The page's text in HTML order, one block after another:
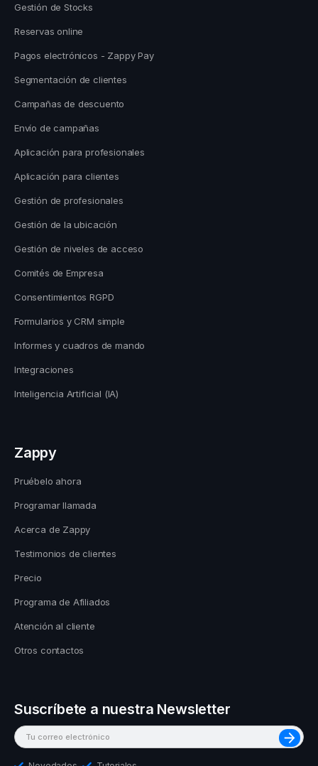
Gestión de Stocks
Reservas online
Pagos electrónicos - Zappy Pay
Segmentación de clientes
Campañas de descuento
Envío de campañas
Aplicación para profesionales
Aplicación para clientes
Gestión de profesionales
Gestión de la ubicación
Gestión de niveles de acceso
Comités de Empresa
Consentimientos RGPD
Formularios y CRM simple
Informes y cuadros de mando
Integraciones
Inteligencia Artificial (IA)
Zappy
Pruébelo ahora
Programar llamada
Acerca de Zappy
Testimonios de clientes
Precio
Programa de Afiliados
Atención al cliente
Otros contactos
Suscríbete a nuestra Newsletter